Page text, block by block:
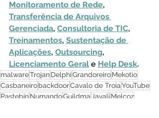
Monitoramento de Rede,
Transferência de Arquivos
Gerenciada, Consultoria de TIC,
Treinamentos, Sustentação de
Aplicações, Outsourcing,
Licenciamento Geral e Help Desk.
malwareTrojanDelphiGrandoreiroMekotio
CasbaneirobackdoorCavalo de TroiaYouTube
PastebinNumandoGuildma Javali Melcoz